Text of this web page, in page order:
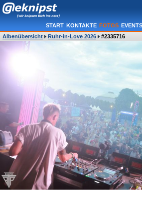
START KONTAKTE FOTOS EVENTS
Albenübersicht
Ruhr-in-Love 2026 #2335716